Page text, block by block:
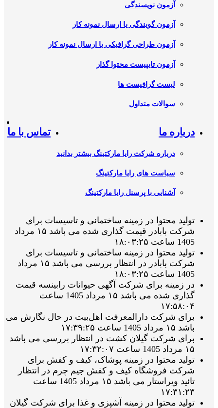
آزمون نویسندگی
آزمون گویندگی یا ارسال نمونه کار
آزمون طراحی گرافیکی یا ارسال نمونه کار
آزمون تایپیست محتوا گذار
لیست گرافیست ها
سوالات متداول
درباره ما
درباره شرکت رایا مارکتینگ بیشتر بدانید
سیاست های رایا مارکتینگ
آشنایی با پرسنل رایا مارکتینگ
تماس با ما
تولید محتوا در زمینه ساختمانی و تاسیسات برای
شرکت بابادر قیمت گذاری شده می باشد ۱۵ مرداد
1405 ساعت ۱۸:۰۳:۲۵
تولید محتوا در زمینه ساختمانی و تاسیسات برای
شرکت بابادر در انتظار بررسی می باشد ۱۵ مرداد
1405 ساعت ۱۸:۰۳:۲۵
در زمینه برای شرکت آگهی حیوانات رابینسه قیمت
گذاری شده می باشد ۱۵ مرداد 1405 ساعت
۱۷:۵۸:۰۴
برای شرکت دارالمعرفت اهل‌بیت در حال نگارش می
باشد ۱۵ مرداد 1405 ساعت ۱۷:۳۹:۲۵
برای شرکت گیلان کشت در انتظار بررسی می باشد
۱۵ مرداد 1405 ساعت ۱۷:۳۲:۰۷
تولید محتوا در زمینه پوشاک، کیف و کفش برای
شرکت فروشگاه کیف و کفش جیم چرم در انتظار
تائید ویراستار می باشد ۱۵ مرداد 1405 ساعت
۱۷:۳۱:۲۳
تولید محتوا در زمینه آشپزی و غذا برای شرکت گیلان